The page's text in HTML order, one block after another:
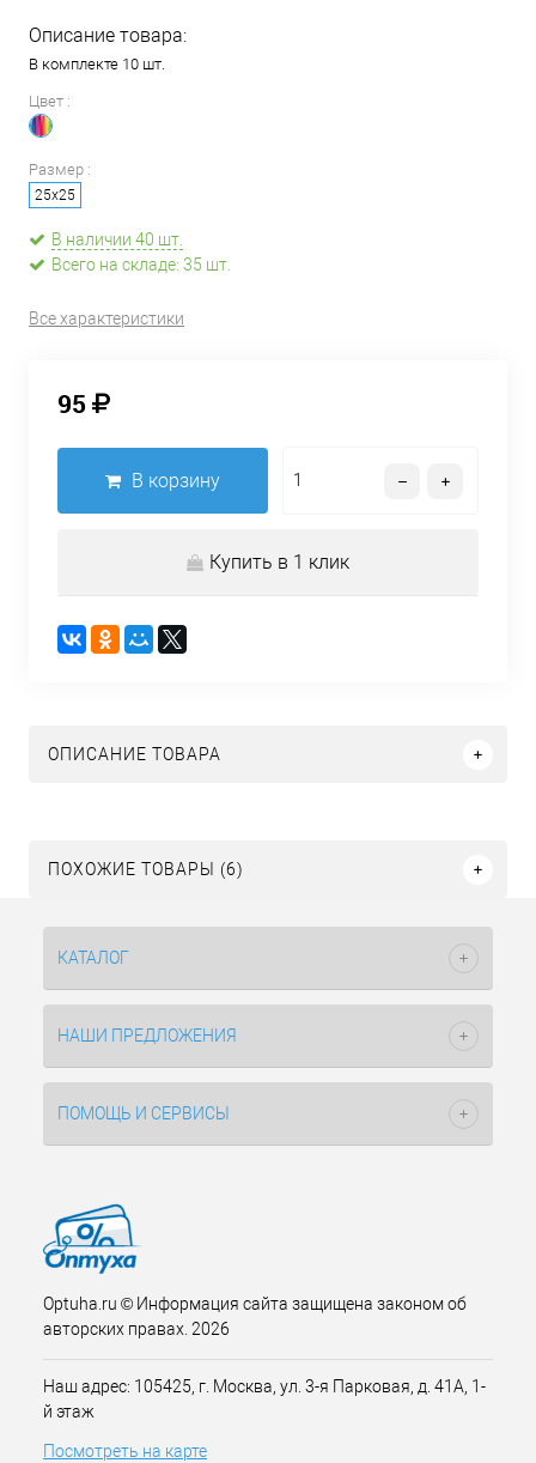
Описание товара:
В комплекте 10 шт.
Цвет :
Размер :
25х25
В наличии 40 шт.
Всего на складе: 35 шт.
Все характеристики
95
В корзину
Купить в 1 клик
ОПИСАНИЕ ТОВАРА
ПОХОЖИЕ ТОВАРЫ (6)
КАТАЛОГ
НАШИ ПРЕДЛОЖЕНИЯ
ПОМОЩЬ И СЕРВИСЫ
Optuha.ru © Информация сайта защищена законом об
авторских правах. 2026
Наш адрес: 105425, г. Москва, ул. 3-я Парковая, д. 41А, 1-
й этаж
Посмотреть на карте